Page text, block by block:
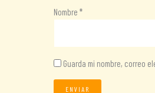
Nombre*
Guarda mi nombre, correo